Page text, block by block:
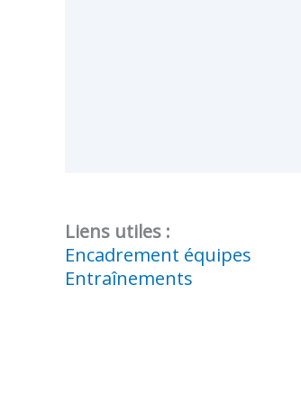
Liens utiles :
Encadrement équipes
Entraînements